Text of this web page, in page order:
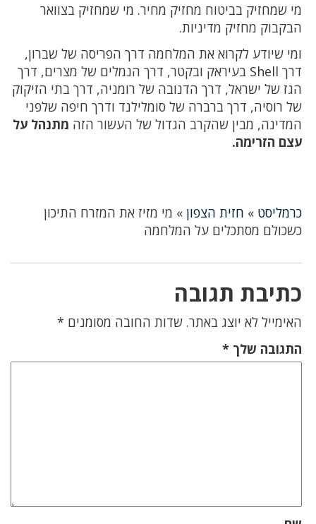
מי שמחזיק בביטוח מחזיק מחיר. מי שמחזיק בצוואר
הבקבוק מחזיק מדיניות.
ומי שיודע לקרוא את המלחמה דרך הפריסה של שברון,
דרך Shell בעיראק ובקטר, דרך הנמלים של מצרים, דרך
הגז של ישראל, דרך הדנובה של רומניה, דרך בתי הזיקוק
של רוסיה, דרך ברברה של סומלילנד ודרך חיפה שלפני
המדינה, מבין שהקרב הגדול של העשור הזה מתנהל על
עצם הזרימה.
כרמליסט » חזית הצפון » מי מזיז את המזרח התיכון
כשכולם מסתכלים על המלחמה
כתיבת תגובה
האימייל לא יוצג באתר. שדות החובה מסומנים *
התגובה שלך *